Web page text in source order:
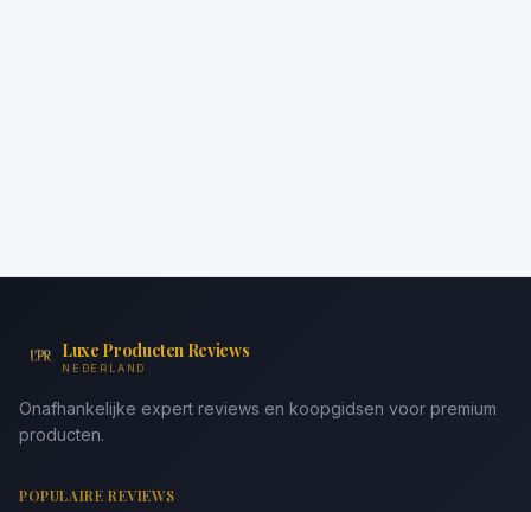
Luxe Producten Reviews
NEDERLAND
Onafhankelijke expert reviews en koopgidsen voor premium
producten.
POPULAIRE REVIEWS